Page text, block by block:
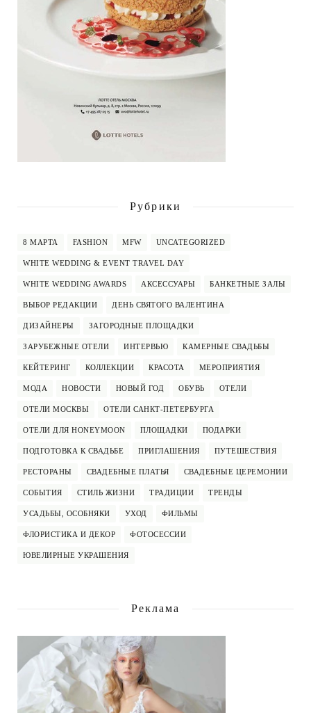
Рубрики
8 МАРТА FASHION MFW UNCATEGORIZED
WHITE WEDDING & EVENT TRAVEL DAY
WHITE WEDDING AWARDS АКСЕССУАРЫ БАНКЕТНЫЕ ЗАЛЫ
ВЫБОР РЕДАКЦИИ ДЕНЬ СВЯТОГО ВАЛЕНТИНА
ДИЗАЙНЕРЫ ЗАГОРОДНЫЕ ПЛОЩАДКИ
ЗАРУБЕЖНЫЕ ОТЕЛИ ИНТЕРВЬЮ КАМЕРНЫЕ СВАДЬБЫ
КЕЙТЕРИНГ КОЛЛЕКЦИИ КРАСОТА МЕРОПРИЯТИЯ
МОДА НОВОСТИ НОВЫЙ ГОД ОБУВЬ ОТЕЛИ
ОТЕЛИ МОСКВЫ ОТЕЛИ САНКТ-ПЕТЕРБУРГА
ОТЕЛИ ДЛЯ HONEYMOON ПЛОЩАДКИ ПОДАРКИ
ПОДГОТОВКА К СВАДЬБЕ ПРИГЛАШЕНИЯ ПУТЕШЕСТВИЯ
РЕСТОРАНЫ СВАДЕБНЫЕ ПЛАТЬЯ СВАДЕБНЫЕ ЦЕРЕМОНИИ
СОБЫТИЯ СТИЛЬ ЖИЗНИ ТРАДИЦИИ ТРЕНДЫ
УСАДЬБЫ, ОСОБНЯКИ УХОД ФИЛЬМЫ
ФЛОРИСТИКА И ДЕКОР ФОТОСЕССИИ
ЮВЕЛИРНЫЕ УКРАШЕНИЯ
Реклама